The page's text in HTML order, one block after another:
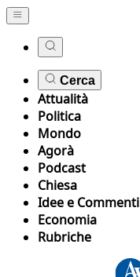
Cerca
Attualità
Politica
Mondo
Agorà
Podcast
Chiesa
Idee e Commenti
Economia
Rubriche